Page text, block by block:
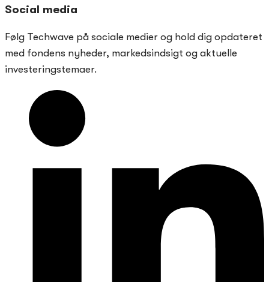
Social media
Følg Techwave på sociale medier og hold dig opdateret
med fondens nyheder, markedsindsigt og aktuelle
investeringstemaer.